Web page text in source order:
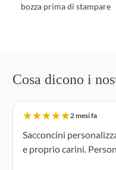
bozza prima di stampare
Cosa dicono i
2 mesi fa
Sacconcini
e proprio carini.